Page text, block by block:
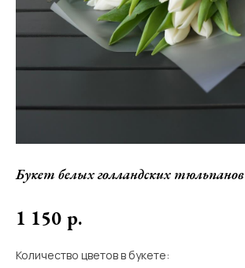
Букет белых голландских тюльпанов
1 150 р.
Количество цветов в букете: